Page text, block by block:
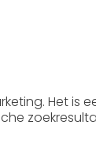
Het is